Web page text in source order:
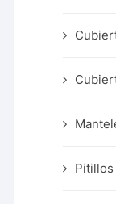
Pitillos